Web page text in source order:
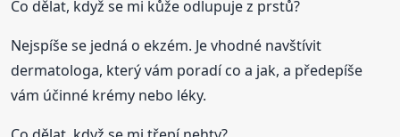
Co dělat, když se mi kůže odlupuje z prstů?
Nejspíše se jedná o ekzém. Je vhodné navštívit
dermatologa, který vám poradí co a jak, a předepíše
vám účinné krémy nebo léky.